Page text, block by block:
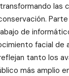
las
de
facial de
tanto los
más amplio